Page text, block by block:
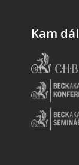
Kam dál